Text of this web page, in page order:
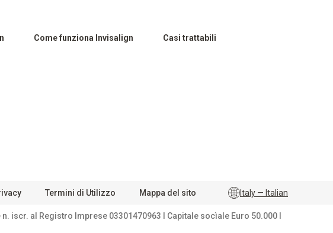
Come funziona Invisalign Casi trattabili
Termini di Utilizzo Mappa del sito Italy — Italian
al Registro Imprese 03301470963 I Capitale socìale Euro 50.000 I